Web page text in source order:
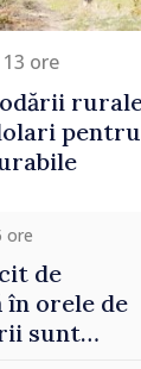
13 ore
ore
de
orele de
sunt